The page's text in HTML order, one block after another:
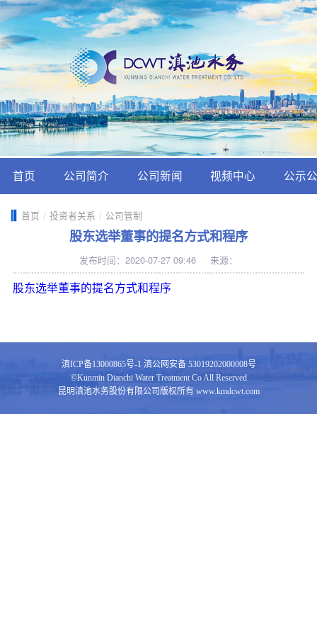
首页 公司简介 公司新闻 视频中心 公示
首页 / 投资者关系 / 公司管制
股东选举董事的提名方式和程序
发布时间：2020-07-27 09:46 来源：
股东选举董事的提名方式和程序
滇ICP备13000865号-1 滇公网安备 53019202000008号
©Kunmin Dianchi Water Treatment Co All Reserved
昆明滇池水务股份有限公司版权所有 www.kmdcwt.com